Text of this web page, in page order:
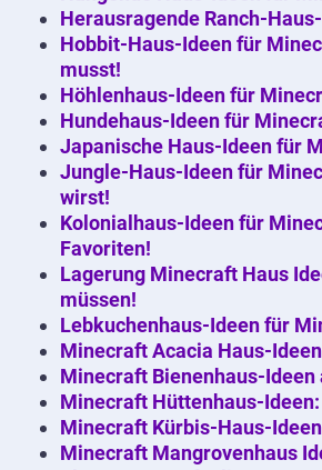
Herausragende Ranch-
Hobbit-Haus-Ideen für
musst!
Höhlenhaus-Ideen für
Hundehaus-Ideen für
Japanische Haus-Ideen für
Jungle-Haus-Ideen für
wirst!
Kolonialhaus-Ideen für
Favoriten!
Lagerung Minecraft Haus
müssen!
Lebkuchenhaus-Ideen für
Minecraft Acacia Haus-
Minecraft Bienenhaus-
Minecraft Hüttenhaus-
Minecraft Kürbis-Haus-
Minecraft Mangrovenhaus